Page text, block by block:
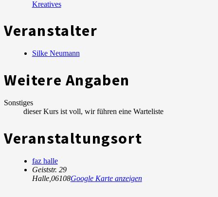
Kreatives
Veranstalter
Silke Neumann
Weitere Angaben
Sonstiges
dieser Kurs ist voll, wir führen eine Warteliste
Veranstaltungsort
faz halle
Geiststr. 29
Halle, 06108Google Karte anzeigen